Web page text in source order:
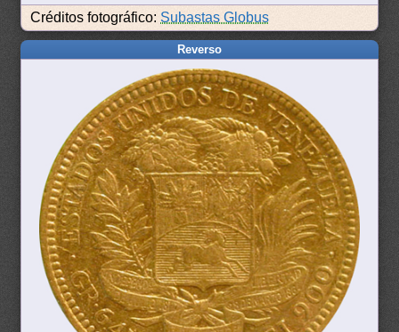
Créditos fotográfico: Subastas Globus
Reverso